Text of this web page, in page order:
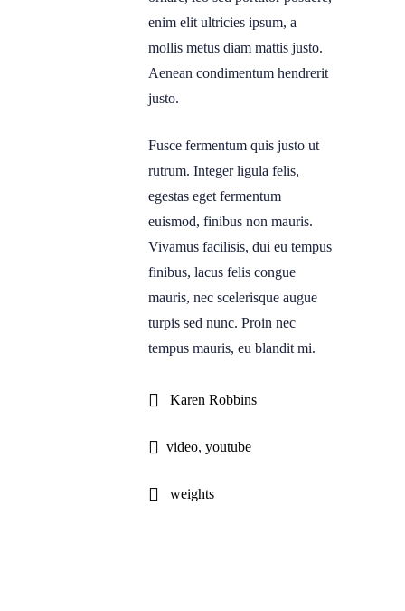
enim elit ultricies ipsum, a
mollis metus diam mattis justo.
Aenean condimentum hendrerit
justo.
Fusce fermentum quis justo ut
rutrum. Integer ligula felis,
egestas eget fermentum
euismod, finibus non mauris.
Vivamus facilisis, dui eu tempus
finibus, lacus felis congue
mauris, nec scelerisque augue
turpis sed nunc. Proin nec
tempus mauris, eu blandit mi.
Karen Robbins
video, youtube
weights